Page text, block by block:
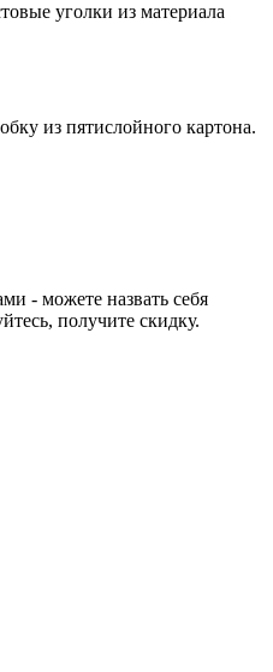
уголки из материала
из пятислойного картона.
- можете назвать себя
получите скидку.